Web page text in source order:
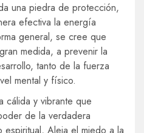
una piedra de protección,
efectiva la energía
general, se cree que
medida, a prevenir la
tanto de la fuerza
mental y físico.
cálida y vibrante que
de la verdadera